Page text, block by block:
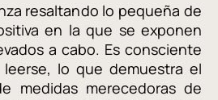
resaltando lo pequeña de
en la que se exponen
a cabo. Es consciente
lo que demuestra el
medidas merecedoras de